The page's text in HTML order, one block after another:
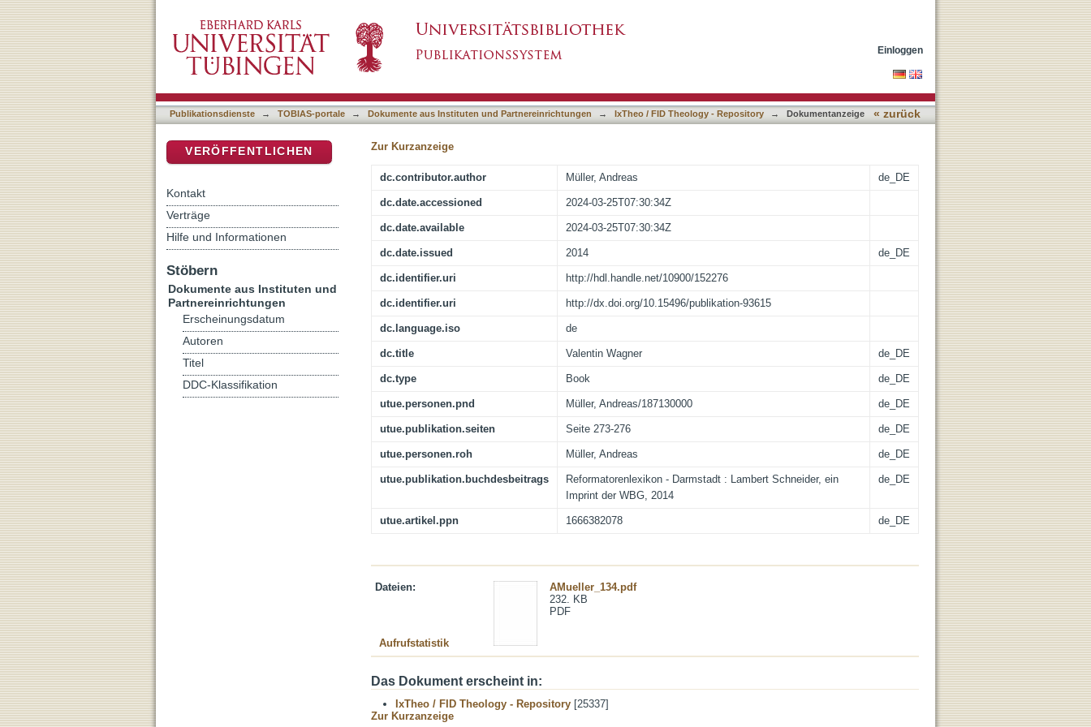
Einloggen
Publikationsdienste → TOBIAS-portale → Dokumente aus Instituten und Partnereinrichtungen → IxTheo / FID Theology - Repository → Dokumentanzeige « zurück
Zur Kurzanzeige
dc.contributor.author Müller, Andreas de_DE
dc.date.accessioned 2024-03-25T07:30:34Z
dc.date.available 2024-03-25T07:30:34Z
dc.date.issued 2014 de_DE
dc.identifier.uri http://hdl.handle.net/10900/152276
dc.identifier.uri http://dx.doi.org/10.15496/publikation-93615
dc.language.iso de
dc.title Valentin Wagner de_DE
dc.type Book de_DE
utue.personen.pnd Müller, Andreas/187130000 de_DE
utue.publikation.seiten Seite 273-276 de_DE
utue.personen.roh Müller, Andreas de_DE
utue.publikation.buchdesbeitrags
Reformatorenlexikon - Darmstadt : Lambert Schneider, ein
Imprint der WBG, 2014
de_DE
utue.artikel.ppn 1666382078 de_DE
Dateien:
AMueller_134.pdf
232. KB
PDF
Aufrufstatistik
Das Dokument erscheint in:
IxTheo / FID Theology - Repository [25337]
Zur Kurzanzeige
VERÖFFENTLICHEN
Kontakt
Verträge
Hilfe und Informationen
Stöbern
Dokumente aus Instituten und
Partnereinrichtungen
Erscheinungsdatum
Autoren
Titel
DDC-Klassifikation